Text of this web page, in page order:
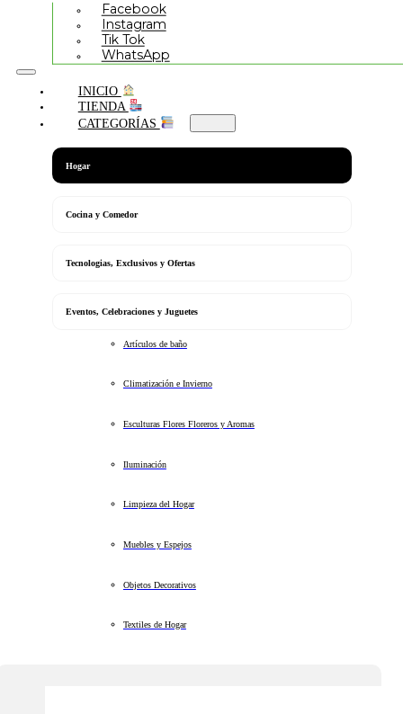
Facebook
Instagram
Tik Tok
WhatsApp
INICIO
TIENDA
CATEGORÍAS
Hogar
Cocina y Comedor
Tecnologias, Exclusivos y Ofertas
Eventos, Celebraciones y Juguetes
Artículos de baño
Climatización e Invierno
Esculturas Flores Floreros y Aromas
Iluminación
Limpieza del Hogar
Muebles y Espejos
Objetos Decorativos
Textiles de Hogar